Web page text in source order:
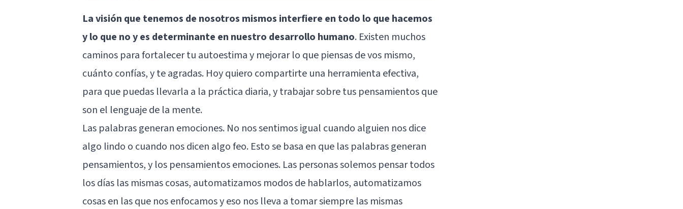
La visión que tenemos de nosotros mismos interfiere en todo lo que hacemos
y lo que no y es determinante en nuestro desarrollo humano. Existen muchos
caminos para fortalecer tu autoestima y mejorar lo que piensas de vos mismo,
cuánto confías, y te agradas. Hoy quiero compartirte una herramienta efectiva,
para que puedas llevarla a la práctica diaria, y trabajar sobre tus pensamientos que
son el lenguaje de la mente.
Las palabras generan emociones. No nos sentimos igual cuando alguien nos dice
algo lindo o cuando nos dicen algo feo. Esto se basa en que las palabras generan
pensamientos, y los pensamientos emociones. Las personas solemos pensar todos
los días las mismas cosas, automatizamos modos de hablarlos, automatizamos
cosas en las que nos enfocamos y eso nos lleva a tomar siempre las mismas